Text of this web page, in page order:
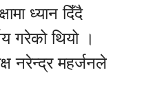
ध्यान दिँदै
गरेको थियो ।
नरेन्द्र महर्जनले